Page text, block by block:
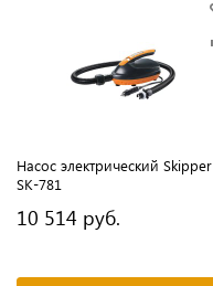
Насос электрический Skipper
SK-781
10 514 руб.